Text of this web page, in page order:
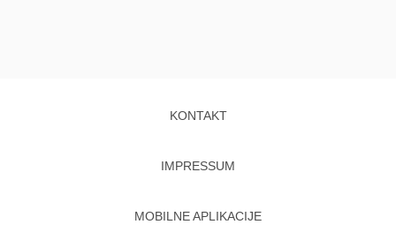
KONTAKT
IMPRESSUM
MOBILNE APLIKACIJE